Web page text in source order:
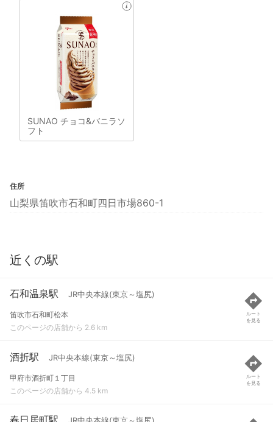
SUNAO チョコ&バニラソ
フト
住所
山梨県笛吹市石和町四日市場860-1
近くの駅
石和温泉駅 JR中央本線(東京～塩尻)
笛吹市石和町松本
このページの店舗から 2.6 km
ルート
を見る
酒折駅 JR中央本線(東京～塩尻)
甲府市酒折町１丁目
このページの店舗から 4.5 km
ルート
を見る
春日居町駅